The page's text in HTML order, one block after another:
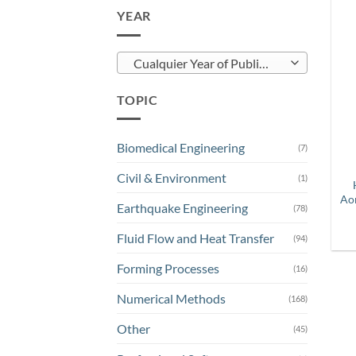
YEAR
Cualquier Year of Publication
TOPIC
Biomedical Engineering (7)
Civil & Environment (1)
Earthquake Engineering (78)
Fluid Flow and Heat Transfer (94)
Forming Processes (16)
Numerical Methods (168)
Other (45)